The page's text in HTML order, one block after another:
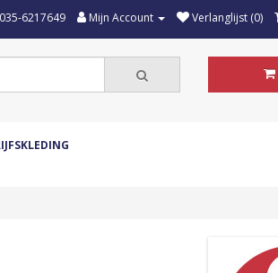
035-6217649 Mijn Account Verlanglijst (0)